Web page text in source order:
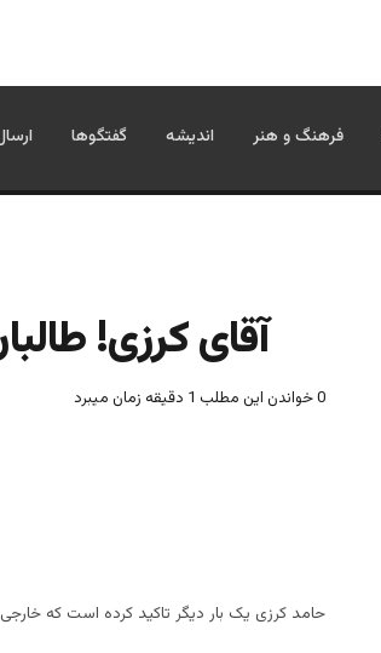
فرهنگ و هنر اندیشه گفتگوها
آقای کرزی!
0خواندن این مطلب 1 دقیقه زمان میبرد
حامد کرزی یک بار دیگر تاکید کرده است که